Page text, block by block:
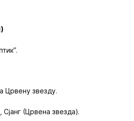
Црвену звезду.
Сјанг (Црвена звезда).